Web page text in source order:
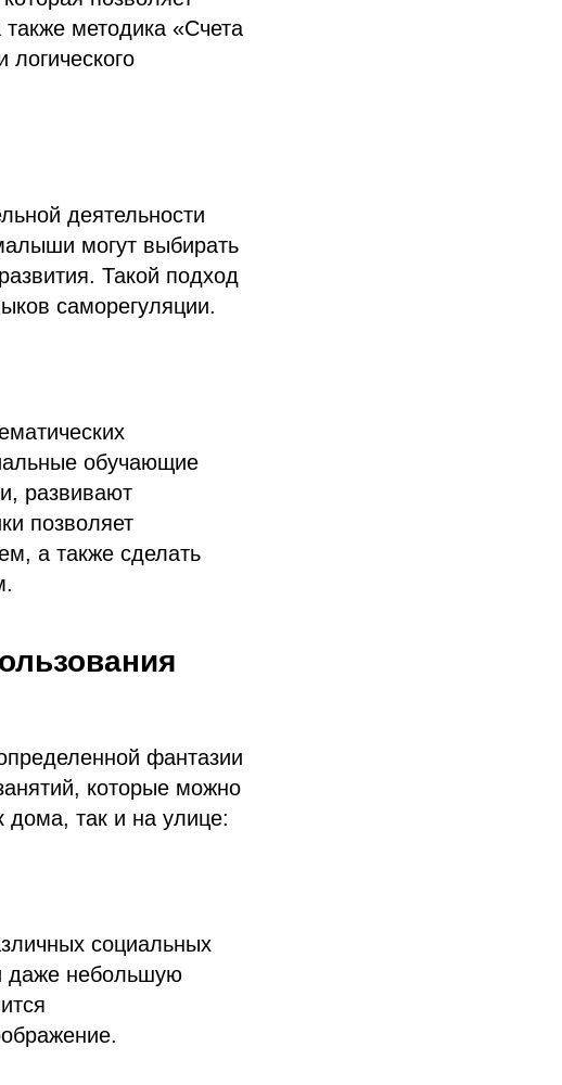
методика «Счета
деятельности
могут выбирать
Такой подход
саморегуляции.
обучающие
развивают
позволяет
а также сделать
фантазии
которые можно
дома, так и на улице:
социальных
даже небольшую